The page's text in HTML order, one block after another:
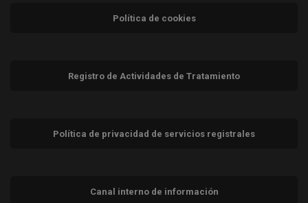
Política de cookies
Registro de Actividades de Tratamiento
Política de privacidad de servicios registrales
Canal interno de información